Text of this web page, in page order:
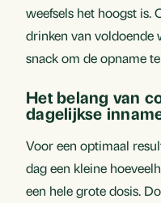
weefsels het hoogst is.
drinken van voldoende
snack om de opname
Het belang van
dagelijkse
Voor een optimaal
dag een kleine
een hele grote dosis.